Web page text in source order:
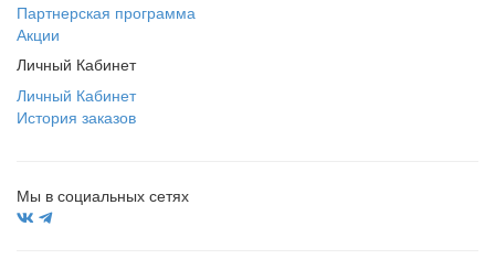
Партнерская программа
Акции
Личный Кабинет
Личный Кабинет
История заказов
Мы в социальных сетях